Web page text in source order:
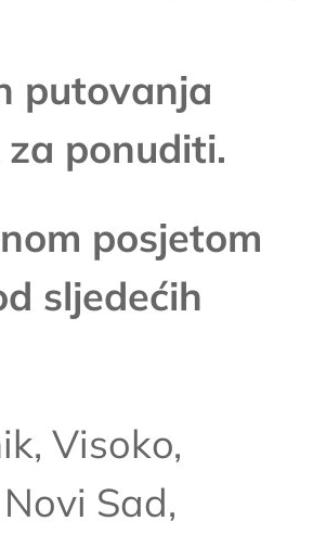
putovanja
ponuditi.
posjetom
sljedećih
Visoko,
Sad,